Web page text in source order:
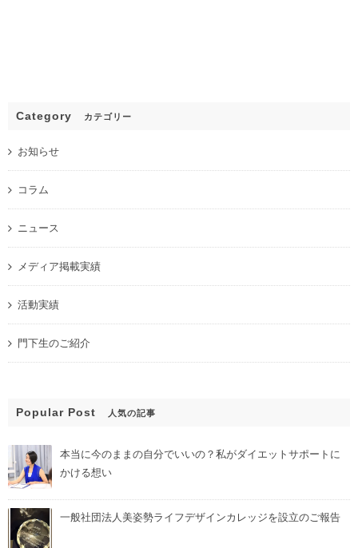
Category カテゴリー
お知らせ
コラム
ニュース
メディア掲載実績
活動実績
門下生のご紹介
Popular Post 人気の記事
本当に今のままの自分でいいの？私がダイエットサポートに
かける想い
一般社団法人美姿勢ライフデザインカレッジを設立のご報告